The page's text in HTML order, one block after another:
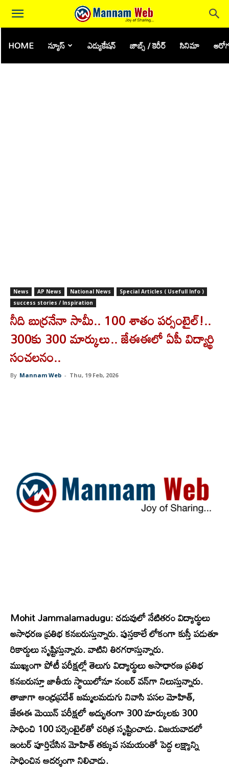
HOME న్యూస్ ఎడ్యుకేషన్ జాబ్స్ / కెరీర్ సినిమా
News AP News National News
Special Articles ( Usefull Info )
success stories / Inspiration
నీది బుర్రనేనా సామీ.. 100 శాతం పర్సంటైల్‌!..
300కు 300 మార్కులు.. జేఈఈలో ఏపీ విద్యార్థి
సంచలనం..
By Mannam Web - Thu, 19 Feb, 2026
Mohit Jammalamadugu: చదువులో నేటితరం విద్యార్థులు
అసాధరణ ప్రతిభ కనబరుస్తున్నారు. పుస్తకాలే లోకంగా కుస్తీ పడుతూ
రికార్డులు సృష్టిస్తున్నారు. వాటిని తిరగరాస్తున్నారు.
ముఖ్యంగా పోటీ పరీక్షల్లో తెలుగు విద్యార్థులు అసాధారణ ప్రతిభ
కనబరుస్తూ జాతీయ స్థాయిలోనూ నంబర్‌ వన్‌గా నిలుస్తున్నారు.
తాజాగా ఆంధ్రప్రదేశ్‌ జమ్మలమడుగు నివాసి పసల మోహిత్,
జేఈఈ మెయిన్‌ పరీక్షలో అద్భుతంగా 300 మార్కులకు 300
సాధించి 100 పర్సెంటైల్‌తో చరిత్ర సృష్టించాడు. విజయవాడలో
ఇంటర్‌ పూర్తిచేసిన మోహిత్‌ తక్కువ సమయంతో పెద్ద లక్ష్యాన్ని
సాధించిన ఆదర్శంగా నిలిచాడు.